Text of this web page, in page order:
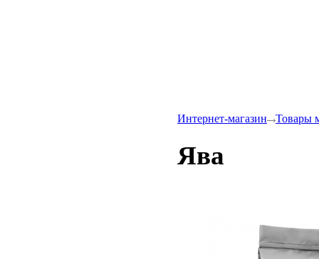
Интернет-магазин Товары
Ява